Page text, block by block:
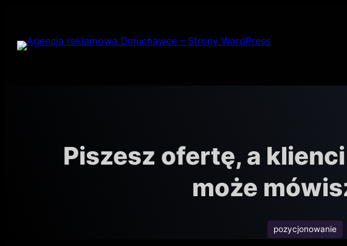
treści
Piszesz ofertę, a
może
pozycjonowanie